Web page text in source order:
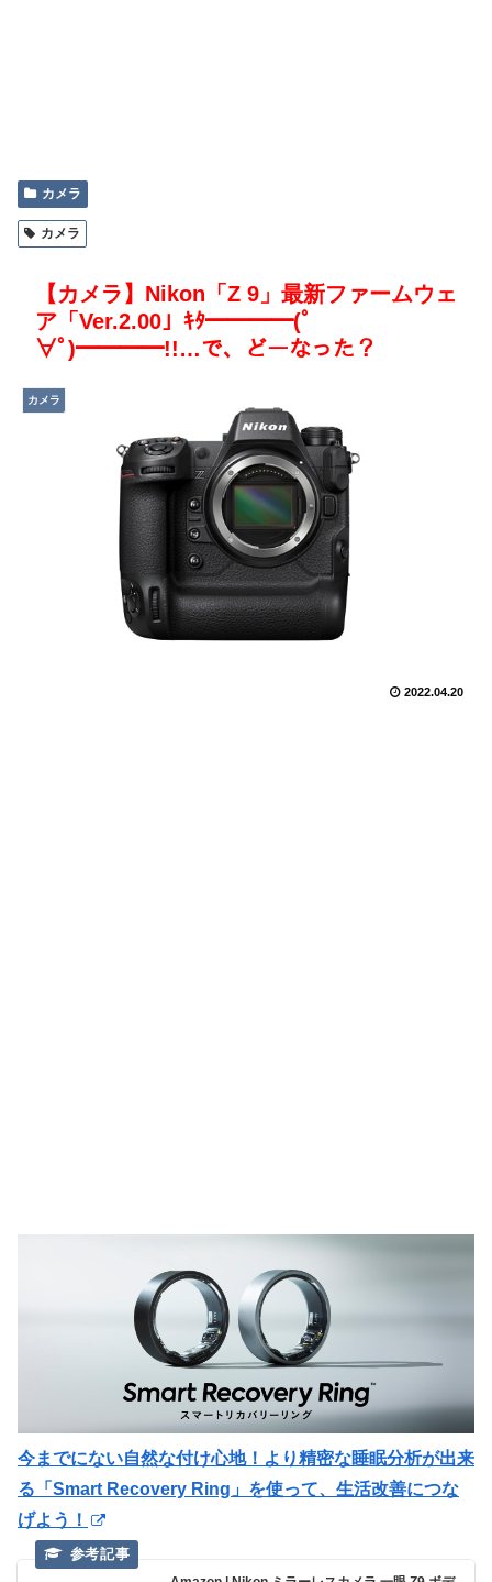
カメラ
カメラ
【カメラ】Nikon「Z 9」最新ファームウェ
ア「Ver.2.00」ｷﾀ━━━━(ﾟ
∀ﾟ)━━━━!!…で、どーなった？
カメラ
2022.04.20
今までにない自然な付け心地！より精密な睡眠分析が出来
る「Smart Recovery Ring」を使って、生活改善につな
げよう！